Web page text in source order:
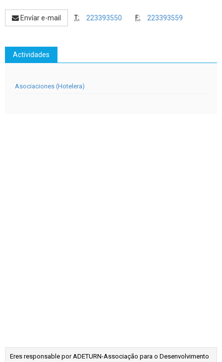
Envíar e-mail T: 223393550 F: 223393559
Actividades
Asociaciones (Hotelera)
Eres responsable por ADETURN-Associação para o Desenvolvimento